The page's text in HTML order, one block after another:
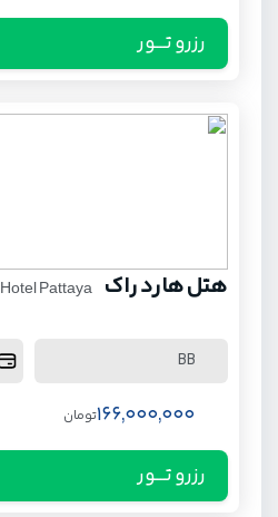
رزرو تـــور
هتل هارد راک Pattaya
BB
166,000,000تومان
رزرو تـــور